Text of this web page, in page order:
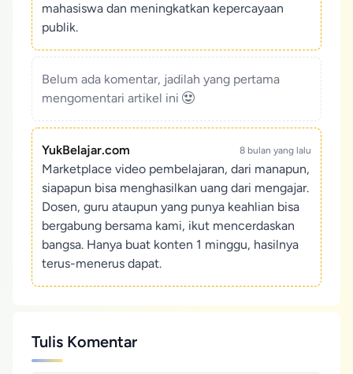
mahasiswa dan meningkatkan kepercayaan
publik.
Belum ada komentar, jadilah yang pertama
mengomentari artikel ini
YukBelajar.com 8 bulan yang lalu
Marketplace video pembelajaran, dari manapun,
siapapun bisa menghasilkan uang dari mengajar.
Dosen, guru ataupun yang punya keahlian bisa
bergabung bersama kami, ikut mencerdaskan
bangsa. Hanya buat konten 1 minggu, hasilnya
terus-menerus dapat.
Tulis Komentar